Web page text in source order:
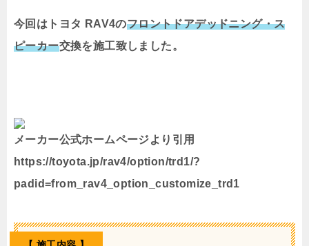
今回はトヨタ RAV4のフロントドアデッドニング・ス
ピーカー交換を施工致しました。
メーカー公式ホームページより引用
https://toyota.jp/rav4/option/trd1/?
padid=from_rav4_option_customize_trd1